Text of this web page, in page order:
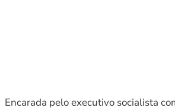
Encarada pelo executivo socialista